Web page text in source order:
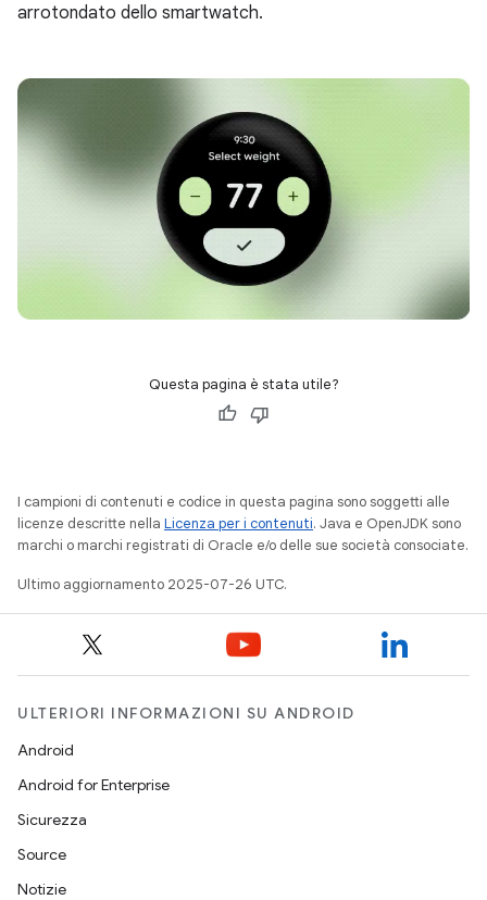
arrotondato dello smartwatch.
Questa pagina è stata utile?
I campioni di contenuti e codice in questa pagina sono soggetti alle
licenze descritte nella Licenza per i contenuti. Java e OpenJDK sono
marchi o marchi registrati di Oracle e/o delle sue società consociate.
Ultimo aggiornamento 2025-07-26 UTC.
ULTERIORI INFORMAZIONI SU ANDROID
Android
Android for Enterprise
Sicurezza
Source
Notizie